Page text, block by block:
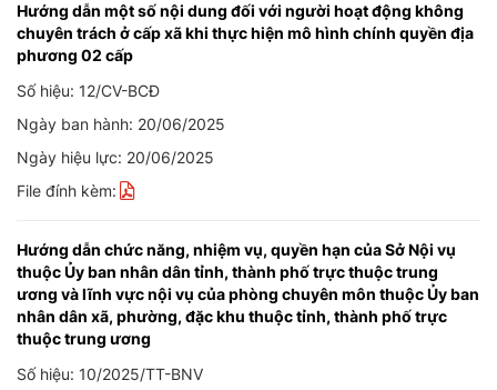
Hướng dẫn một số nội dung đối với người hoạt động không
chuyên trách ở cấp xã khi thực hiện mô hình chính quyền địa
phương 02 cấp
Số hiệu: 12/CV-BCĐ
Ngày ban hành: 20/06/2025
Ngày hiệu lực: 20/06/2025
File đính kèm:
Hướng dẫn chức năng, nhiệm vụ, quyền hạn của Sở Nội vụ
thuộc Ủy ban nhân dân tỉnh, thành phố trực thuộc trung
ương và lĩnh vực nội vụ của phòng chuyên môn thuộc Ủy ban
nhân dân xã, phường, đặc khu thuộc tỉnh, thành phố trực
thuộc trung ương
Số hiệu: 10/2025/TT-BNV